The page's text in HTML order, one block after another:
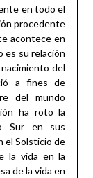
en todo el
procedente
acontece en
es su relación
del
a fines de
del mundo
ha roto la
Sur en sus
el Solsticio de
la vida en la
de la vida en